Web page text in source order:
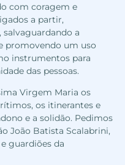
com coragem e
a partir,
salvaguardando a
promovendo um uso
instrumentos para
das pessoas.
Virgem Maria os
os itinerantes e
e a solidão. Pedimos
João Batista Scalabrini,
guardiões da